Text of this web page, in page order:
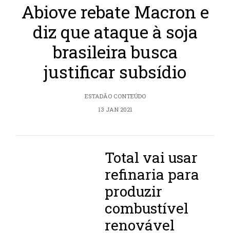
Abiove rebate Macron e
diz que ataque à soja
brasileira busca
justificar subsídio
ESTADÃO CONTEÚDO
13 JAN 2021
Total vai usar
refinaria para
produzir
combustível
renovável